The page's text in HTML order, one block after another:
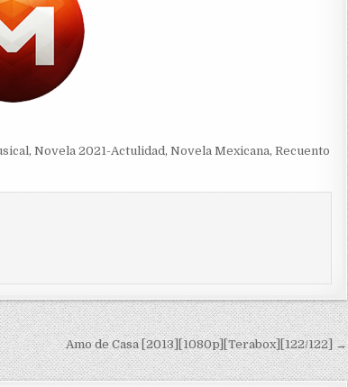
, Novela 2021-Actulidad, Novela Mexicana, Recuento
Amo de Casa [2013][1080p][Terabox][122/122] →